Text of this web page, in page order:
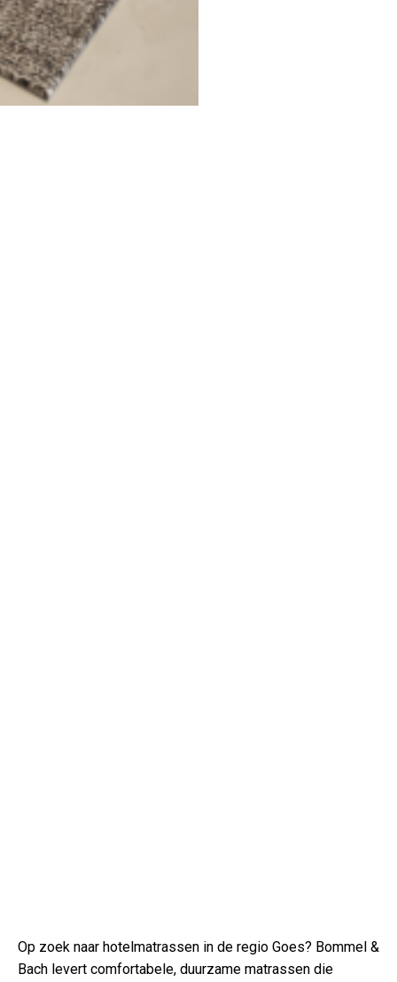
Op zoek naar hotelmatrassen in de regio Goes? Bommel &
Bach levert comfortabele, duurzame matrassen die